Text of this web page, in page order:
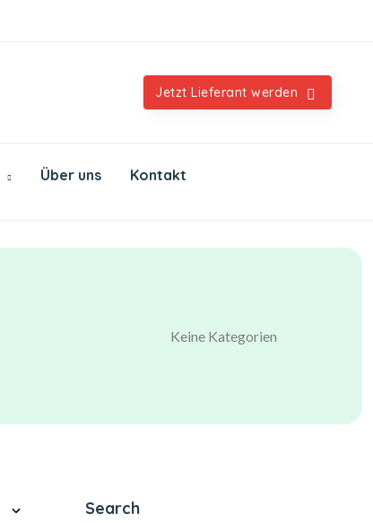
Jetzt Lieferant werden
Über uns Kontakt
Keine Kategorien
Search